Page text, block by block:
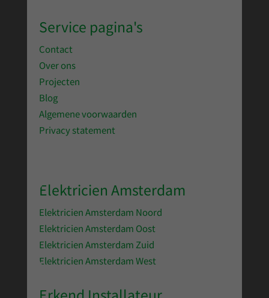
Service pagina's
Contact
Over ons
Projecten
Blog
Algemene voorwaarden
Privacy statement
Elektricien Amsterdam
Elektricien Amsterdam Noord
Elektricien Amsterdam Oost
Elektricien Amsterdam Zuid
Elektricien Amsterdam West